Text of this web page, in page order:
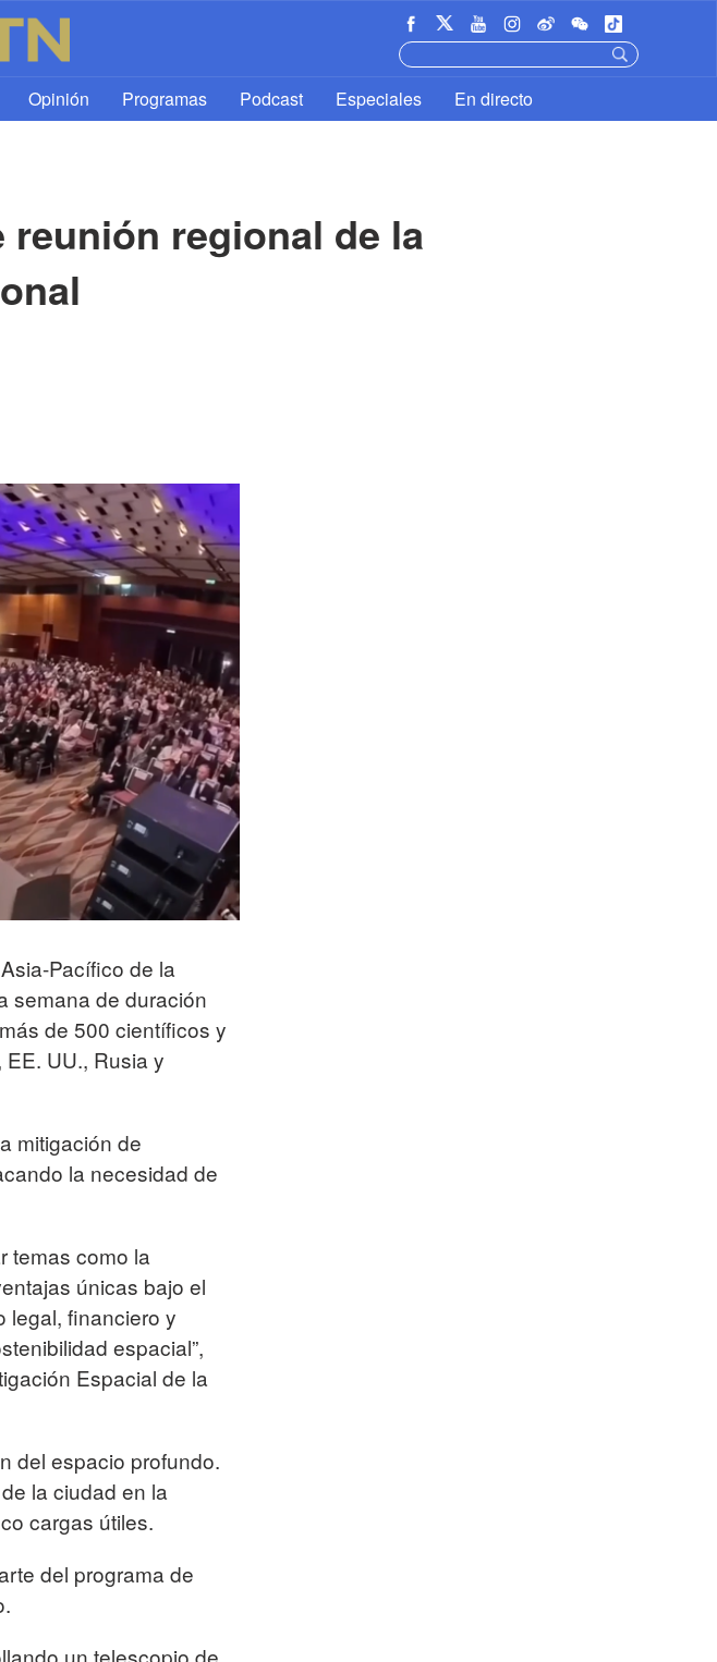
Opinión Programas Podcast Especiales En directo
reunión regional de la
Pacífico de la
semana de duración
de 500 científicos y
UU., Rusia y
mitigación de
la necesidad de
temas como la
únicas bajo el
legal, financiero y
espacial”,
Espacial de la
del espacio profundo.
la ciudad en la
cargas útiles.
del programa de
un telescopio de